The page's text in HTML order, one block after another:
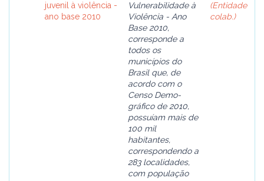
juvenil à violência -
ano base 2010
Vulnerabilidade à
Violência - Ano
Base 2010,
corresponde a
todos os
municípios do
Brasil que, de
acordo com o
Censo Demo-
gráfico de 2010,
possuíam mais de
100 mil
habitantes,
correspondendo a
283 localidades,
com população
(Entidade
colab.)